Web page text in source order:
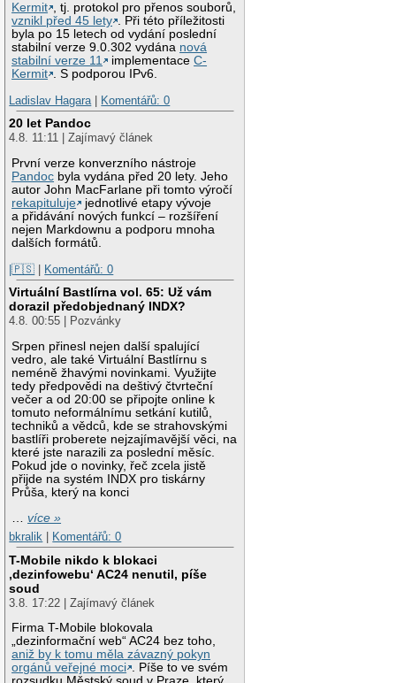
Kermit , tj. protokol pro přenos souborů,
vznikl před 45 lety . Při této příležitosti
byla po 15 letech od vydání poslední
stabilní verze 9.0.302 vydána nová
stabilní verze 11
implementaceC-
Kermit . S podporou IPv6.
Ladislav Hagara | Komentářů: 0
20 let Pandoc
4.8. 11:11 | Zajímavý článek
První verze konverzního nástroje
Pandoc byla vydána před 20 lety. Jeho
autor John MacFarlane při tomto výročí
rekapituluje
jednotlivé etapy vývoje
a přidávání nových funkcí – rozšíření
nejen Markdownu a podporu mnoha
dalších formátů.
|🇵🇸 | Komentářů: 0
Virtuální Bastlírna vol. 65: Už vám
dorazil předobjednaný INDX?
4.8. 00:55 | Pozvánky
Srpen přinesl nejen další spalující
vedro, ale také Virtuální Bastlírnu s
neméně žhavými novinkami. Využijte
tedy předpovědi na deštivý čtvrteční
večer a od 20:00 se připojte online k
tomuto neformálnímu setkání kutilů,
techniků a vědců, kde se strahovskými
bastlíři proberete nejzajímavější věci, na
které jste narazili za poslední měsíc.
Pokud jde o novinky, řeč zcela jistě
přijde na systém INDX pro tiskárny
Průša, který na konci
…více »
bkralik
Komentářů: 0
T-Mobile nikdo k blokaci
‚dezinfowebu‘ AC24 nenutil, píše
soud
3.8. 17:22 | Zajímavý článek
Firma T-Mobile blokovala
„dezinformační web“ AC24 bez toho,
aniž by k tomu měla závazný pokyn
orgánů veřejné moci . Píše to ve svém